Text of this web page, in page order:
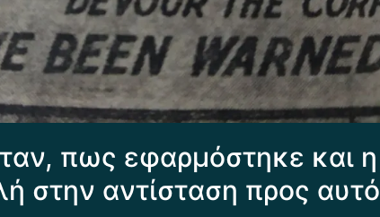
πως εφαρμόστηκε και η
στην αντίσταση προς αυτό